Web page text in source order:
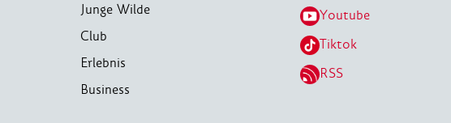
Junge Wilde
Club
Erlebnis
Business
Youtube
Tiktok
RSS